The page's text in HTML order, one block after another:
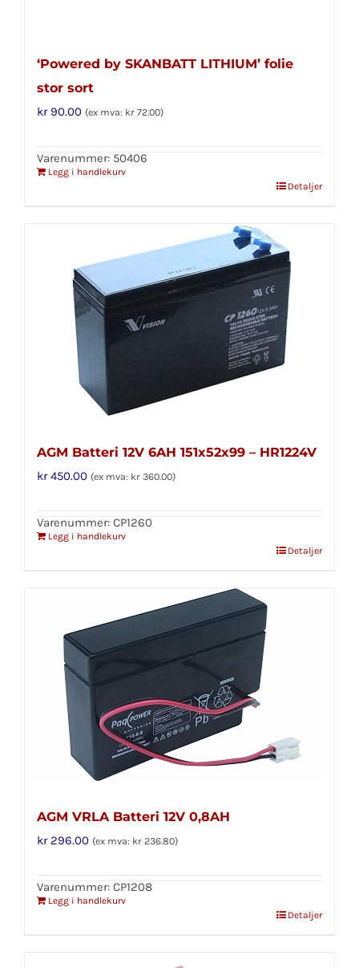
‘Powered by SKANBATT LITHIUM’ folie
stor sort
kr90.00 (ex mva: kr 72.00)
Varenummer: 50406
Legg i handlekurv
Detaljer
AGM Batteri 12V 6AH 151x52x99 – HR1224V
kr450.00 (ex mva: kr 360.00)
Varenummer: CP1260
Legg i handlekurv
Detaljer
AGM VRLA Batteri 12V 0,8AH
kr296.00 (ex mva: kr 236.80)
Varenummer: CP1208
Legg i handlekurv
Detaljer